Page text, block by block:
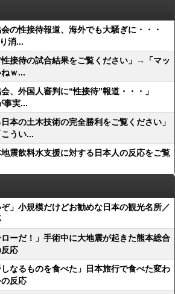
の性接待報道、海外でも大騒ぎに・・・
消...
接待の試合結果をご覧ください」→「マッ
ｗ...
、外国人審判に“性接待”報道・・・」
事実...
本の土木技術の完全勝利をご覧ください」
うい...
震飲料水支援に対する日本人の反応をご覧
」小規模だけどお勧めな日本の観光名所／
ーだ！」手術中に大地震が起きた熊本総合
応
なるものを食べた」日本旅行で食べた変わ
反応